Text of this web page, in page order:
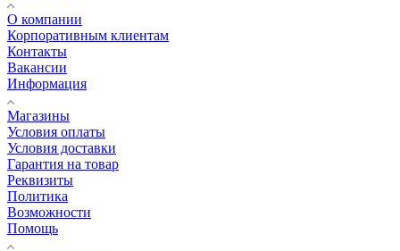
О компании
Корпоративным клиентам
Контакты
Вакансии
Информация
Магазины
Условия оплаты
Условия доставки
Гарантия на товар
Реквизиты
Политика
Возможности
Помощь